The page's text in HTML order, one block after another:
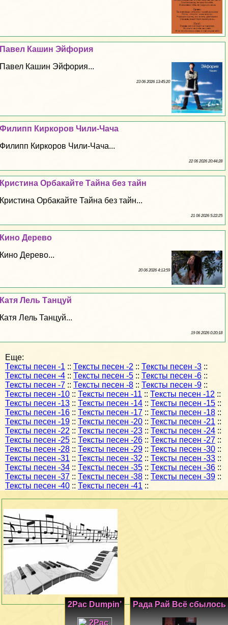
Павел Кашин Эйфория
Павел Кашин Эйфория...
23 06 2026 13:45:20
Филипп Киркоров Чили-Чача
Филипп Киркоров Чили-Чача...
22 06 2026 20:44:28
Кристина Орбакайте Тайна без тайн
Кристина Орбакайте Тайна без тайн...
21 06 2026 5:22:25
Кино Дерево
Кино Дерево...
20 06 2026 4:13:59
Катя Лель Танцуй
Катя Лель Танцуй...
19 06 2026 0:20:18
Еще:
Тексты песен -1 :: Тексты песен -2 :: Тексты песен -3 ::
Тексты песен -4 :: Тексты песен -5 :: Тексты песен -6 ::
Тексты песен -7 :: Тексты песен -8 :: Тексты песен -9 ::
Тексты песен -10 :: Тексты песен -11 :: Тексты песен -12 ::
Тексты песен -13 :: Тексты песен -14 :: Тексты песен -15 ::
Тексты песен -16 :: Тексты песен -17 :: Тексты песен -18 ::
Тексты песен -19 :: Тексты песен -20 :: Тексты песен -21 ::
Тексты песен -22 :: Тексты песен -23 :: Тексты песен -24 ::
Тексты песен -25 :: Тексты песен -26 :: Тексты песен -27 ::
Тексты песен -28 :: Тексты песен -29 :: Тексты песен -30 ::
Тексты песен -31 :: Тексты песен -32 :: Тексты песен -33 ::
Тексты песен -34 :: Тексты песен -35 :: Тексты песен -36 ::
Тексты песен -37 :: Тексты песен -38 :: Тексты песен -39 ::
Тексты песен -40 :: Тексты песен -41 ::
Рада Рай Всё сбылось
2Pac Dumpin’